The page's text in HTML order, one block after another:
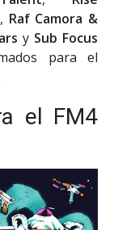
, Raf Camora &
y Sub Focus
para el
el FM4